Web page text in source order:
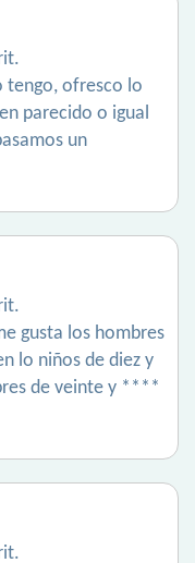
tengo, ofresco lo
parecido o igual
un
gusta los hombres
lo niños de diez y
de veinte y ****